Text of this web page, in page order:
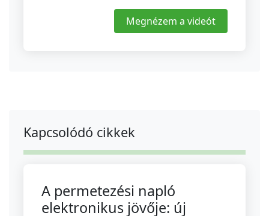
Megnézem a videót
Kapcsolódó cikkek
A permetezési napló
elektronikus jövője: új